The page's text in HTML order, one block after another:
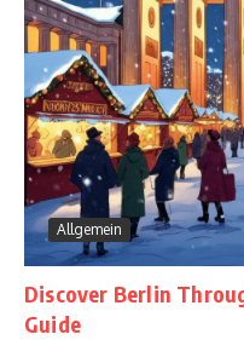
Allgemein
Discover Berlin
Guide